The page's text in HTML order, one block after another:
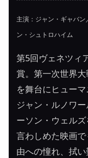
主演：ジャン・ギャバ
ン・シュトロハイム
第5回ヴェネツィ
賞。第一次世界
を舞台にヒュー
ジャン・ルノワ
ーソン・ウェル
言わしめた映画
由への憧れ、拭